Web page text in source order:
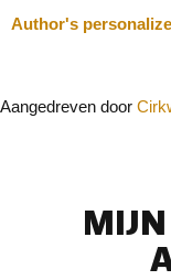
Author's
Aangedreven door